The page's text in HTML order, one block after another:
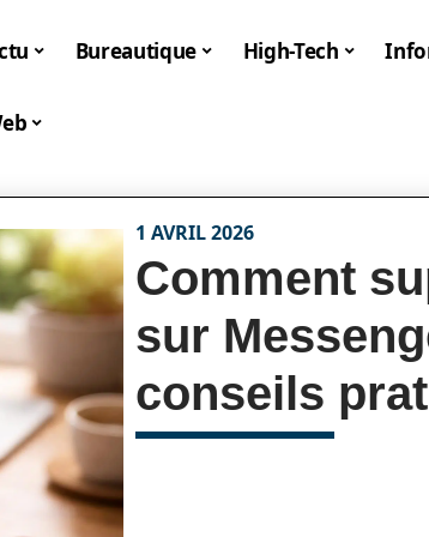
Bureautique High-Tech
1 AVRIL 2026
Comment
sur
conseils